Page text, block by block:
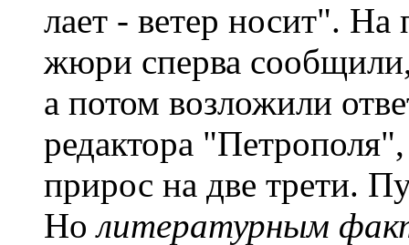
лает - ветер носит".
жюри сперва
а потом возложили
редактора
прирос на две трети.
Нолитературным